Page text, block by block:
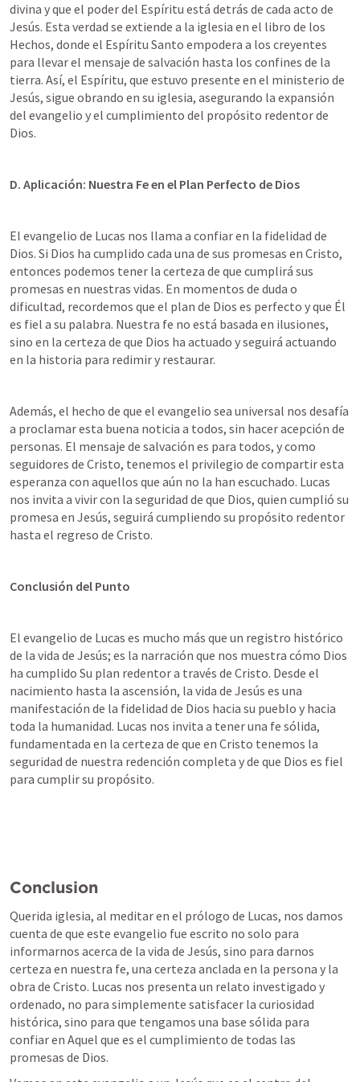
divina y que el poder del Espíritu está detrás de cada acto de
Jesús. Esta verdad se extiende a la iglesia en el libro de los
Hechos, donde el Espíritu Santo empodera a los creyentes
para llevar el mensaje de salvación hasta los confines de la
tierra. Así, el Espíritu, que estuvo presente en el ministerio de
Jesús, sigue obrando en su iglesia, asegurando la expansión
del evangelio y el cumplimiento del propósito redentor de
Dios.
D. Aplicación: Nuestra Fe en el Plan Perfecto de Dios
El evangelio de Lucas nos llama a confiar en la fidelidad de
Dios. Si Dios ha cumplido cada una de sus promesas en Cristo,
entonces podemos tener la certeza de que cumplirá sus
promesas en nuestras vidas. En momentos de duda o
dificultad, recordemos que el plan de Dios es perfecto y que Él
es fiel a su palabra. Nuestra fe no está basada en ilusiones,
sino en la certeza de que Dios ha actuado y seguirá actuando
en la historia para redimir y restaurar.
Además, el hecho de que el evangelio sea universal nos desafía
a proclamar esta buena noticia a todos, sin hacer acepción de
personas. El mensaje de salvación es para todos, y como
seguidores de Cristo, tenemos el privilegio de compartir esta
esperanza con aquellos que aún no la han escuchado. Lucas
nos invita a vivir con la seguridad de que Dios, quien cumplió su
promesa en Jesús, seguirá cumpliendo su propósito redentor
hasta el regreso de Cristo.
Conclusión del Punto
El evangelio de Lucas es mucho más que un registro histórico
de la vida de Jesús; es la narración que nos muestra cómo Dios
ha cumplido Su plan redentor a través de Cristo. Desde el
nacimiento hasta la ascensión, la vida de Jesús es una
manifestación de la fidelidad de Dios hacia su pueblo y hacia
toda la humanidad. Lucas nos invita a tener una fe sólida,
fundamentada en la certeza de que en Cristo tenemos la
seguridad de nuestra redención completa y de que Dios es fiel
para cumplir su propósito.
Conclusion
Querida iglesia, al meditar en el prólogo de Lucas, nos damos
cuenta de que este evangelio fue escrito no solo para
informarnos acerca de la vida de Jesús, sino para darnos
certeza en nuestra fe, una certeza anclada en la persona y la
obra de Cristo. Lucas nos presenta un relato investigado y
ordenado, no para simplemente satisfacer la curiosidad
histórica, sino para que tengamos una base sólida para
confiar en Aquel que es el cumplimiento de todas las
promesas de Dios.